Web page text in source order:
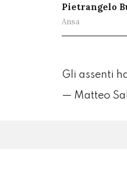
Pietrangelo
Ansa
Gli assenti
— Matteo